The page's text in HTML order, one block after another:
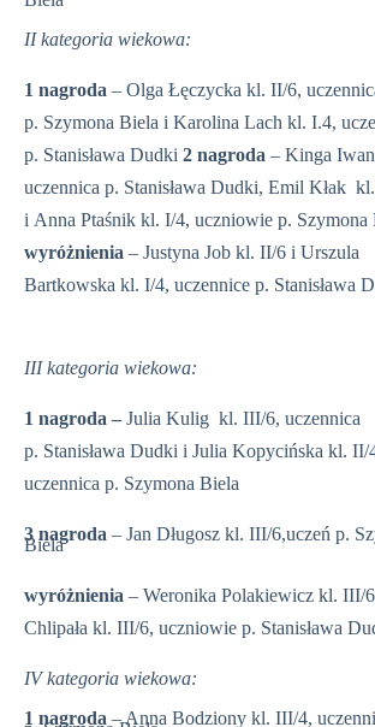
II kategoria wiekowa:
1 nagroda – Olga Łęczycka kl. II/6,
p. Szymona Biela i Karolina Lach kl. I.4,
p. Stanisława Dudki 2 nagroda – Kinga
uczennica p. Stanisława Dudki, Emil Kłak
i Anna Ptaśnik kl. I/4, uczniowie p. Szymona
wyróżnienia – Justyna Job kl. II/6 i Urszula
Bartkowska kl. I/4, uczennice p. Stanisława
III kategoria wiekowa:
1 nagroda – Julia Kulig kl. III/6, uczennica
p. Stanisława Dudki i Julia Kopycińska kl. II/
uczennica p. Szymona Biela
3 nagroda – Jan Długosz kl. III/6,uczeń p.
Biela
wyróżnienia – Weronika Polakiewicz kl. III/
Chlipała kl. III/6, uczniowie p. Stanisława
IV kategoria wiekowa:
1 nagroda – Anna Bodziony kl. III/4,